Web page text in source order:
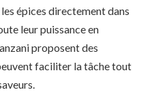
épices directement dans
leur puissance en
proposent des
faciliter la tâche tout